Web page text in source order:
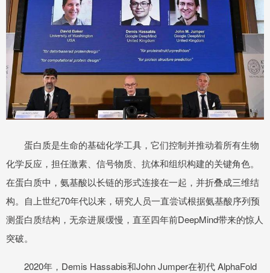
蛋白质是生命的基础化学工具，它们控制并推动着所有生物
化学反应，担任激素、信号物质、抗体和组织构建的关键角色。
在蛋白质中，氨基酸以长链的形式连接在一起，并折叠成三维结
构。自上世纪70年代以来，研究人员一直尝试根据氨基酸序列预
测蛋白质结构，无奈进展缓慢，直至四年前DeepMind带来的惊人
突破。
2020年，Demis Hassabis和John Jumper在初代 AlphaFold